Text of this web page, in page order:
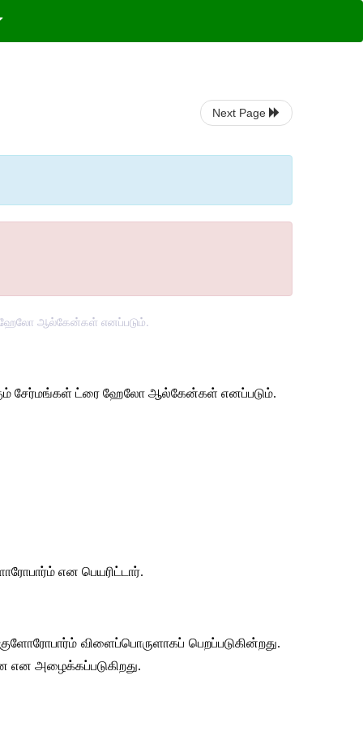
Next Page
ஹேலோ ஆல்கேன்கள் எனப்படும்.
சேர்மங்கள் ட்ரை ஹேலோ ஆல்கேன்கள் எனப்படும்.
என பெயரிட்டார்.
குளோரோபார்ம் விளைப்பொருளாகப் பெறப்படுகின்றது
என அழைக்கப்படுகிறது.